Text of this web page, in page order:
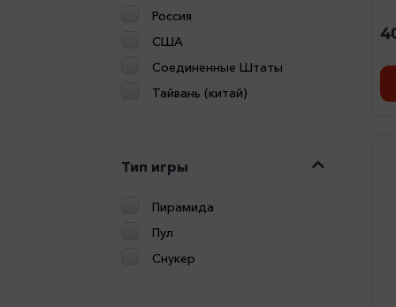
Россия
США
Соединенные Штаты
Тайвань (китай)
Тип игры
Пирамида
Пул
Снукер